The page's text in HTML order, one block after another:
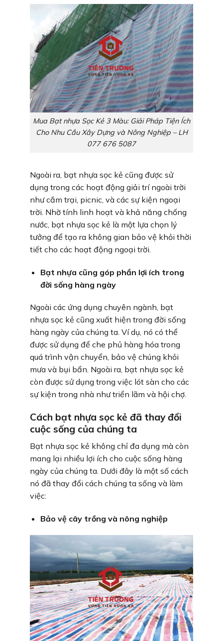
Mua Bạt nhựa Sọc Kẻ 3 Màu: Giải Pháp Tiện Ích
Cho Nhu Cầu Xây Dựng và Nông Nghiệp – LH
077 676 5087
Ngoài ra, bạt nhựa sọc kẻ cũng được sử
dụng trong các hoạt động giải trí ngoài trời
như cắm trại, picnic, và các sự kiện ngoại
trời. Nhờ tính linh hoạt và khả năng chống
nước, bạt nhựa sọc kẻ là một lựa chọn lý
tưởng để tạo ra không gian bảo vệ khỏi thời
tiết cho các hoạt động ngoại trời.
Bạt nhựa cũng góp phần lợi ích trong
đời sống hàng ngày
Ngoài các ứng dụng chuyên ngành, bạt
nhựa sọc kẻ cũng xuất hiện trong đời sống
hàng ngày của chúng ta. Ví dụ, nó có thể
được sử dụng để che phủ hàng hóa trong
quá trình vận chuyển, bảo vệ chúng khỏi
mưa và bụi bẩn. Ngoài ra, bạt nhựa sọc kẻ
còn được sử dụng trong việc lót sàn cho các
sự kiện trong nhà như triển lãm và hội chợ.
Cách bạt nhựa sọc kẻ đã thay đổi
cuộc sống của chúng ta
Bạt nhựa sọc kẻ không chỉ đa dụng mà còn
mang lại nhiều lợi ích cho cuộc sống hàng
ngày của chúng ta. Dưới đây là một số cách
nó đã thay đổi cách chúng ta sống và làm
việc:
Bảo vệ cây trồng và nông nghiệp